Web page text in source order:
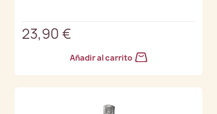
23,90 €
Añadir al carrito